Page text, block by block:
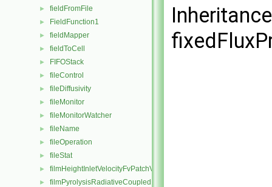
► fieldFromFile
► FieldFunction1
► fieldMapper
► fieldToCell
► FIFOStack
► fileControl
► fileDiffusivity
► fileMonitor
► fileMonitorWatcher
► fileName
► fileOperation
► fileStat
► filmHeightInletVelocityFvPatchVectorField
► filmPyrolysisRadiativeCoupledMixedFvPatchScalarField